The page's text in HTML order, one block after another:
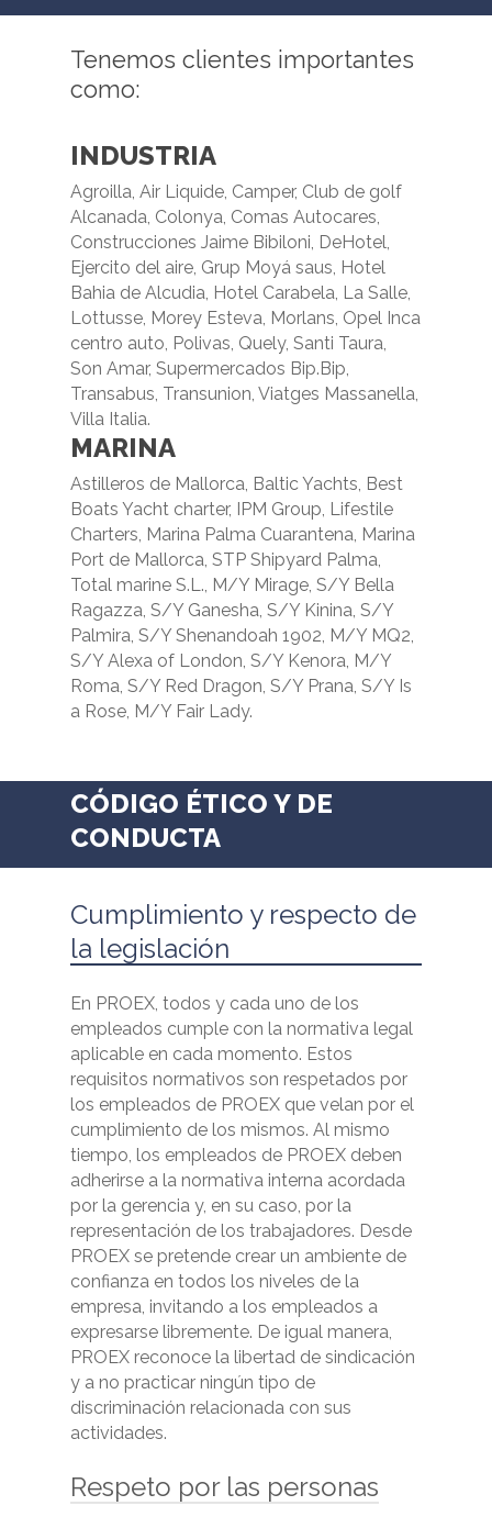
Tenemos clientes importantes
como:
INDUSTRIA
Agroilla, Air Liquide, Camper, Club de golf
Alcanada, Colonya, Comas Autocares,
Construcciones Jaime Bibiloni, DeHotel,
Ejercito del aire, Grup Moyá saus, Hotel
Bahia de Alcudia, Hotel Carabela, La Salle,
Lottusse, Morey Esteva, Morlans, Opel Inca
centro auto, Polivas, Quely, Santi Taura,
Son Amar, Supermercados Bip.Bip,
Transabus, Transunion, Viatges Massanella,
Villa Italia.
MARINA
Astilleros de Mallorca, Baltic Yachts, Best
Boats Yacht charter, IPM Group, Lifestile
Charters, Marina Palma Cuarantena, Marina
Port de Mallorca, STP Shipyard Palma,
Total marine S.L., M/Y Mirage, S/Y Bella
Ragazza, S/Y Ganesha, S/Y Kinina, S/Y
Palmira, S/Y Shenandoah 1902, M/Y MQ2,
S/Y Alexa of London, S/Y Kenora, M/Y
Roma, S/Y Red Dragon, S/Y Prana, S/Y Is
a Rose, M/Y Fair Lady.
CÓDIGO ÉTICO Y DE
CONDUCTA
Cumplimiento y respecto de
la legislación
En PROEX, todos y cada uno de los
empleados cumple con la normativa legal
aplicable en cada momento. Estos
requisitos normativos son respetados por
los empleados de PROEX que velan por el
cumplimiento de los mismos. Al mismo
tiempo, los empleados de PROEX deben
adherirse a la normativa interna acordada
por la gerencia y, en su caso, por la
representación de los trabajadores. Desde
PROEX se pretende crear un ambiente de
confianza en todos los niveles de la
empresa, invitando a los empleados a
expresarse libremente. De igual manera,
PROEX reconoce la libertad de sindicación
y a no practicar ningún tipo de
discriminación relacionada con sus
actividades.
Respeto por las personas